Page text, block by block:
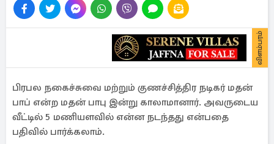
விளம்பரம்
பிரபல நகைச்சுவை மற்றும் குணச்சித்திர நடிகர் மதன்
பாப் என்ற மதன் பாபு இன்று காலாமானார். அவருடைய
வீட்டில் 5 மணியளவில் என்ன நடந்தது என்பதை
பதிவில் பார்க்கலாம்.